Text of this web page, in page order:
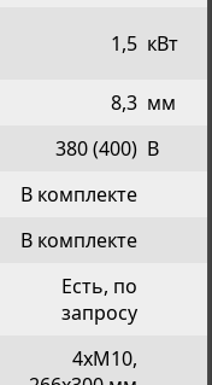
1,5 кВт
8,3 мм
380 (400) В
В комплекте
В комплекте
Есть, по
запросу
4хМ10,